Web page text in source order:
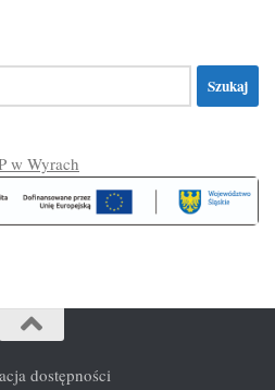
w Wyrach
dostępności